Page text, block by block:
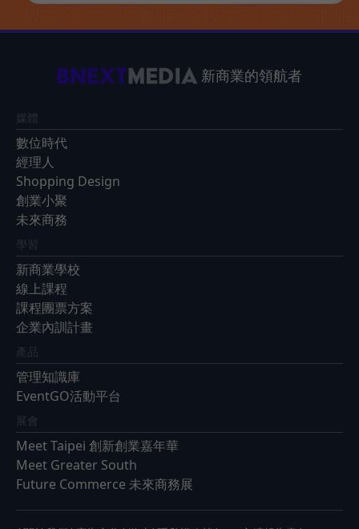
新商業的領航者
媒體
數位時代
經理人
Shopping Design
創業小聚
未來商務
學習
新商業學校
線上課程
課程團票方案
企業內訓計畫
產品
管理知識庫
EventGO活動平台
展會
Meet Taipei 創新創業嘉年華
Meet Greater South
Future Commerce 未來商務展